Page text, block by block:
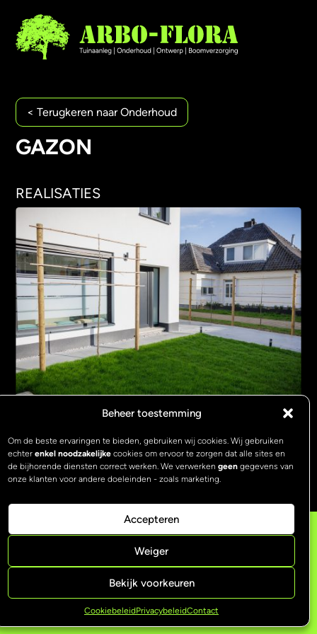
Beheer toestemming
Om de beste ervaringen te bieden, gebruiken wij cookies. Wij gebruiken
echter enkel noodzakelijke cookies om ervoor te zorgen dat alle sites en
de bijhorende diensten correct werken. We verwerken geen gegevens van
onze klanten voor andere doeleinden - zoals marketing.
Accepteren
Weiger
Bekijk voorkeuren
CookiebeleidPrivacybeleidContact
< Terugkeren naar Onderhoud
GAZON
REALISATIES
Algemene voorwaarden >
Privacybeleid >
Cookiebeleid >
Design byNuuf